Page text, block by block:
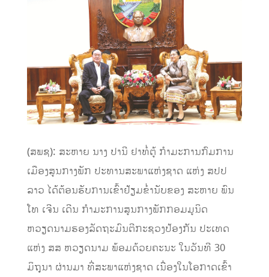
(ສພຊ): ສະຫາຍ ນາງ ປານີ ຢາທໍ່ຕູ້ ກຳມະການກົມການ
ເມືອງສູນກາງພັກ ປະທານສະພາແຫ່ງຊາດ ແຫ່ງ ສປປ
ລາວ ໄດ້ຕ້ອນຮັບການເຂົ້າຢ້ຽມຂ່ຳນັບຂອງ ສະຫາຍ ພົນ
ໂທ ເຈີນ ເດີນ ກຳມະການສູນກາງພັກກອມມູນິດ
ຫວຽດນາມຮອງລັດຖະມົນຕີກະຊວງປ້ອງກັນ ປະເທດ
ແຫ່ງ ສສ ຫວຽດນາມ ພ້ອມດ້ວຍຄະນະ ໃນວັນທີ 30
ມິຖຸນາ ຜ່ານມາ ທີ່ສະພາແຫ່ງຊາດ ເນື່ອງໃນໂອກາດເຂົ້າ